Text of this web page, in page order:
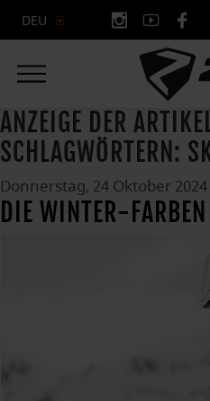
DEU
ANZEIGE DER
SCHLAGWÖRTERN:
Donnerstag, 24 Oktober 2024
DIE WINTER-